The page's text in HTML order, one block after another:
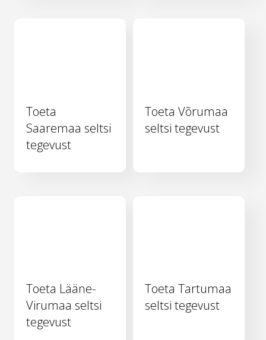
Toeta
Saaremaa seltsi
tegevust
Toeta Võrumaa
seltsi tegevust
Toeta Lääne-
Virumaa seltsi
tegevust
Toeta Tartumaa
seltsi tegevust